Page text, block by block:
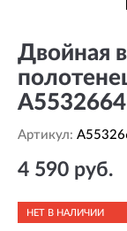
Двойная
A5532664
Артикул:
4 590 руб.
НЕТ В НАЛИЧИИ